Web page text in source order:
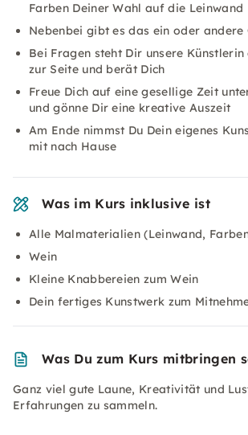
Farben Deiner Wahl auf die Leinwand
Nebenbei gibt es das ein oder andere
Bei Fragen steht Dir unsere
zur Seite und berät Dich
Freue Dich auf eine gesellige Zeit
und gönne Dir eine kreative Auszeit
Am Ende nimmst Du Dein eigenes
mit nach Hause
Was im Kurs inklusive ist
Alle Malmaterialien (Leinwand,
Wein
Kleine Knabbereien zum Wein
Dein fertiges Kunstwerk zum
Was Du zum Kurs mitbringen
Ganz viel gute Laune, Kreativität und
Erfahrungen zu sammeln.